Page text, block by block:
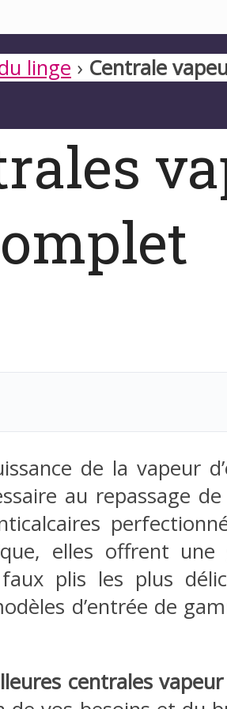
linge › Centrale
de la vapeur
au repassage
elles offrent une
plis les plus
d’entrée de
centrales